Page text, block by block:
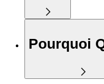
Pourquoi